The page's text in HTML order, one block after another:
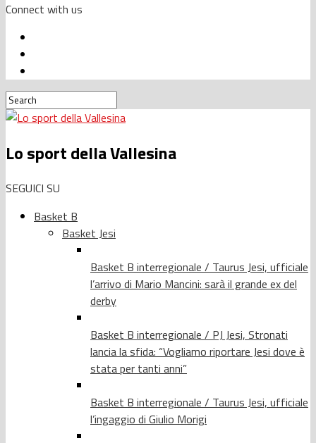
Connect with us
Lo sport della Vallesina
SEGUICI SU
Basket B
Basket Jesi
Basket B interregionale / Taurus Jesi, ufficiale
l’arrivo di Mario Mancini: sarà il grande ex del
derby
Basket B interregionale / PJ Jesi, Stronati
lancia la sfida: “Vogliamo riportare Jesi dove è
stata per tanti anni”
Basket B interregionale / Taurus Jesi, ufficiale
l’ingaggio di Giulio Morigi